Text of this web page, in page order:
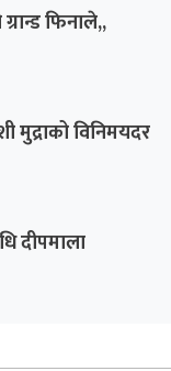
फिनाले,,
विनिमयदर
दीपमाला